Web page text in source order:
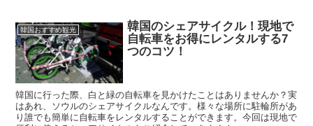
韓国おすすめ観光
韓国のシェアサイクル！現地で
自転車をお得にレンタルする7
つのコツ！
韓国に行った際、白と緑の自転車を見かけたことはありませんか？実
はあれ、ソウルのシェアサイクルなんです。様々な場所に駐輪所があ
り誰でも簡単に自転車をレンタルすることができます。今回は現地で